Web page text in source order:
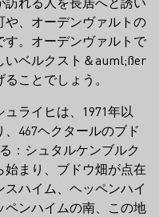
や、オーデンヴァルトの
。オーデンヴァルトで
いベルクスト＆auml;ßer
ことでしょう。
ライヒは、1971年以
467ヘクタールのブド
：シュタルケンブルク
まり、ブドウ畑が点在
ハイム、ヘッペンハイ
ペンハイムの南、この地